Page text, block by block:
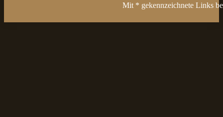
Mit * gekennzeichnete Links